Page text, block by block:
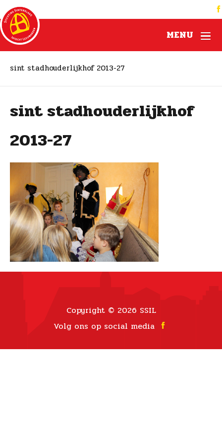
MENU
sint stadhouderlijkhof 2013-27
sint stadhouderlijkhof
2013-27
Copyright © 2026 SSIL
Volg ons op social media